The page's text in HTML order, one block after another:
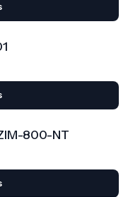
800-NT